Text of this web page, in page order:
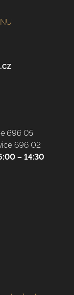
696 05
696 02
– 14:30